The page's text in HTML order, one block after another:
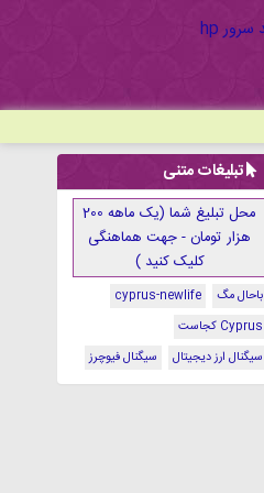
تبلیغات متنی
محل تبلیغ شما (یک ماهه 200
هزار تومان - جهت هماهنگی
کلیک کنید )
باحال مگ
cyprus-newlife
Cyprus کجاست
سیگنال ارز دیجیتال
سیگنال فیوچرز